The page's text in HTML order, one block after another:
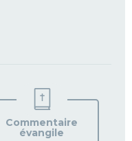
VOTRE
PAROISSE
Commentaire
évangile